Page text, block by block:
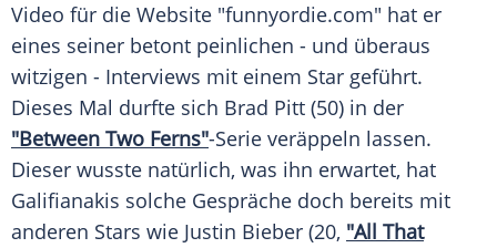
Video für die Website "funnyordie.com" hat er
eines seiner betont peinlichen - und überaus
witzigen - Interviews mit einem Star geführt.
Dieses Mal durfte sich Brad Pitt (50) in der
"Between Two Ferns"-Serie veräppeln lassen.
Dieser wusste natürlich, was ihn erwartet, hat
Galifianakis solche Gespräche doch bereits mit
anderen Stars wie Justin Bieber (20, "All That